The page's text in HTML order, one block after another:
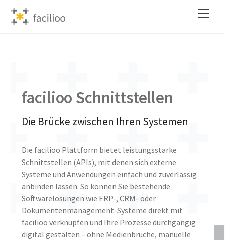
Skip
facilioo Schnittstellen
Die Brücke zwischen Ihren Systemen
Die facilioo Plattform bietet leistungsstarke
Schnittstellen (APIs), mit denen sich externe
Systeme und Anwendungen einfach und zuverlässig
anbinden lassen. So können Sie bestehende
Softwarelösungen wie ERP-, CRM- oder
Dokumentenmanagement-Systeme direkt mit
facilioo verknüpfen und Ihre Prozesse durchgängig
digital gestalten – ohne Medienbrüche, manuelle